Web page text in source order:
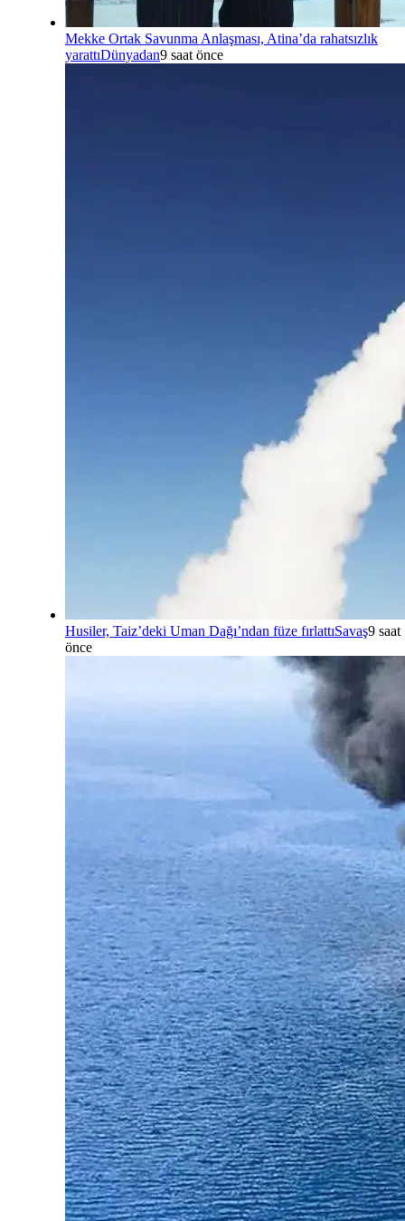
Mekke Ortak Savunma Anlaşması, Atina’da rahatsızlık
yarattıDünyadan9 saat önce
Husiler, Taiz’deki Uman Dağı’ndan füze fırlattıSavaş9 saat
önce